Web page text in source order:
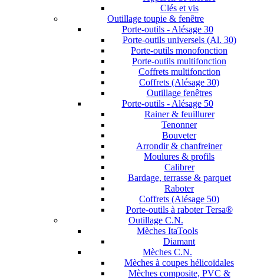
Clés et vis
Outillage toupie & fenêtre
Porte-outils - Alésage 30
Porte-outils universels (Al. 30)
Porte-outils monofonction
Porte-outils multifonction
Coffrets multifonction
Coffrets (Alésage 30)
Outillage fenêtres
Porte-outils - Alésage 50
Rainer & feuillurer
Tenonner
Bouveter
Arrondir & chanfreiner
Moulures & profils
Calibrer
Bardage, terrasse & parquet
Raboter
Coffrets (Alésage 50)
Porte-outils à raboter Tersa®
Outillage C.N.
Mèches ItaTools
Diamant
Mèches C.N.
Mèches à coupes hélicoïdales
Mèches composite, PVC &